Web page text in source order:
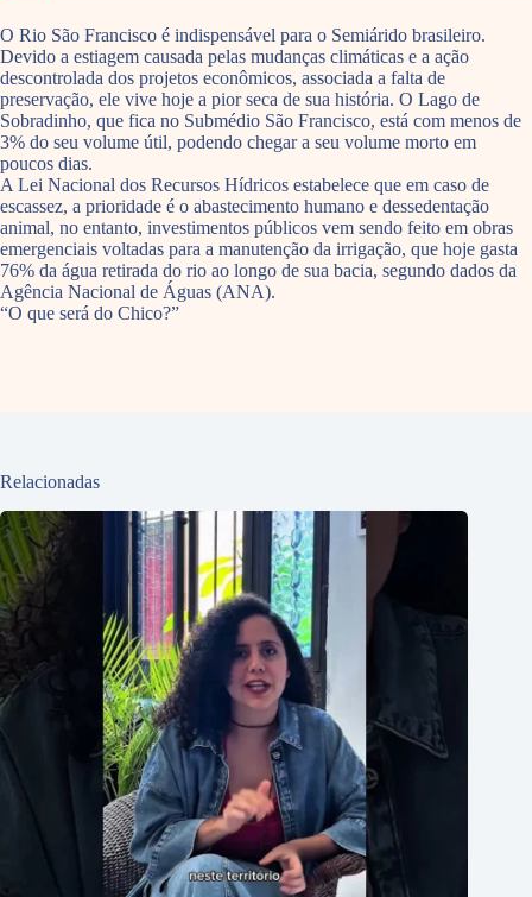
O Rio São Francisco é indispensável para o Semiárido brasileiro.
Devido a estiagem causada pelas mudanças climáticas e a ação
descontrolada dos projetos econômicos, associada a falta de
preservação, ele vive hoje a pior seca de sua história. O Lago de
Sobradinho, que fica no Submédio São Francisco, está com menos de
3% do seu volume útil, podendo chegar a seu volume morto em
poucos dias.
A Lei Nacional dos Recursos Hídricos estabelece que em caso de
escassez, a prioridade é o abastecimento humano e dessedentação
animal, no entanto, investimentos públicos vem sendo feito em obras
emergenciais voltadas para a manutenção da irrigação, que hoje gasta
76% da água retirada do rio ao longo de sua bacia, segundo dados da
Agência Nacional de Águas (ANA).
“O que será do Chico?”
Relacionadas